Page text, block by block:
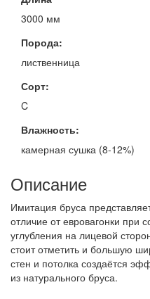
3000 мм
Порода:
лиственница
Сорт:
C
Влажность:
камерная сушка (8-12%)
Описание
Имитация бруса
отличие от евровагонки при
углубления на лицевой
стоит отметить и большую
стен и потолка создаётся
из натурального бруса.